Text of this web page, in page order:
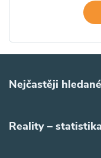
Nejčastěji
Reality – statistika